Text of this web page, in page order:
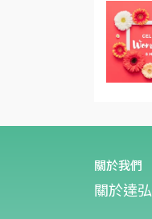
關於我們
關於達弘